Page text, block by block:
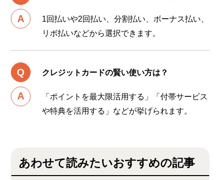
1回払いや2回払い、分割払い、ボーナス払い、
リボ払いなどから選択できます。
クレジットカードの賢い使い方は？
「ポイントを最大限活用する」「付帯サービス
や特典を活用する」などが挙げられます。
あわせて読みたいおすすめの記事